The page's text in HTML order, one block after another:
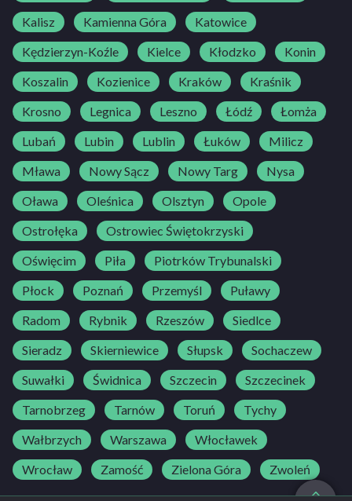
Kalisz
Kamienna Góra
Katowice
Kędzierzyn-Koźle
Kielce Kłodzko
Konin
Koszalin
Kozienice Kraków
Kraśnik
Krosno
Legnica Leszno Łódź
Łomża
Lubań
Lubin Lublin Łuków
Milicz
Mława
Nowy Sącz Nowy Targ
Nysa
Oława
Oleśnica Olsztyn
Opole
Ostrołęka
Ostrowiec Świętokrzyski
Oświęcim
Piła
Piotrków Trybunalski
Płock
Poznań Przemyśl
Puławy
Radom
Rybnik Rzeszów
Siedlce
Sieradz
Skierniewice Słupsk
Sochaczew
Suwałki
Świdnica Szczecin
Szczecinek
Tarnobrzeg
Tarnów Toruń
Tychy
Wałbrzych
Warszawa
Włocławek
Wrocław
Zamość Zielona Góra Zwoleń